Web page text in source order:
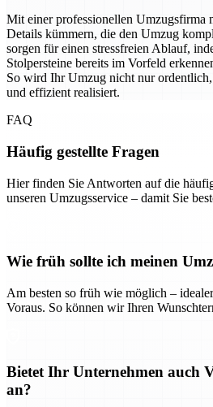
Mit einer professionellen Umzugsfirma
Details kümmern, die den Umzug
sorgen für einen stressfreien Ablauf,
Stolpersteine bereits im Vorfeld
So wird Ihr Umzug nicht nur ordentlich,
und effizient realisiert.
FAQ
Häufig gestellte Fragen
Hier finden Sie Antworten auf die
unseren Umzugsservice – damit Sie
Wie früh sollte ich meinen
Am besten so früh wie möglich –
Voraus. So können wir Ihren
Bietet Ihr Unternehmen auch
an?